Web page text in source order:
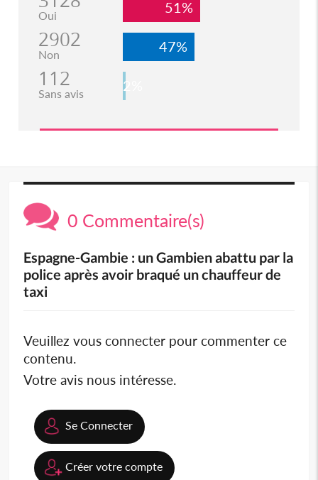
Oui 51%
2902
Non 47%
112
Sans avis 2%
0 Commentaire(s)
Espagne-Gambie : un Gambien abattu par la
police après avoir braqué un chauffeur de
taxi
Veuillez vous connecter pour commenter ce
contenu.
Votre avis nous intéresse.
Se Connecter
Créer votre compte